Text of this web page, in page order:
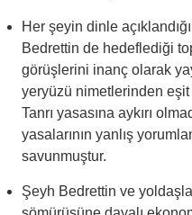
Her şeyin dinle
Bedrettin de hedeflediği
görüşlerini inanç olarak
yeryüzü nimetlerinden eşit
Tanrı yasasına aykırı
yasalarının yanlış
savunmuştur.
Şeyh Bedrettin ve